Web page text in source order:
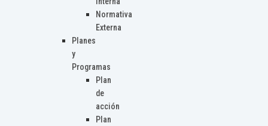
Normativa
Externa
Planes
y
Programas
Plan
de
acción
Plan